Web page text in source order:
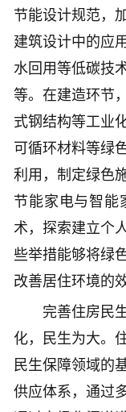
节能设计规范，
建筑设计中的应
水回用等低碳技
等。在建造环节
式钢结构等工业
可循环材料等绿
利用，制定绿色
节能家电与智能
术，探索建立个
些举措能够将绿
改善居住环境的
完善住房民生
化，民生为大。
民生保障领域的
供应体系，通过